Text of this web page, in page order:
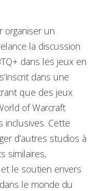
organiser un
la discussion
dans les jeux en
dans une
que des jeux
of Warcraft
inclusives. Cette
d’autres studios à
similaires,
le soutien envers
le monde du